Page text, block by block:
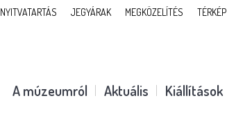
NYITVATARTÁS JEGYÁRAK MEGKÖZELÍTÉS TÉRKÉP
A múzeumról Aktuális Kiállítások